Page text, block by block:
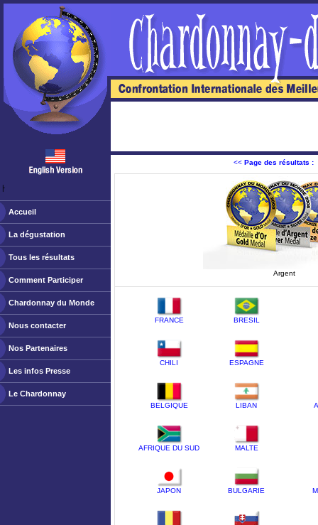
ￂﾠ
Accueil
La dégustation
Tous les résultats
Comment Participer
Chardonnay du Monde
Nous contacter
Nos Partenaires
Les infos Presse
Le Chardonnay
<< Page des résultats :
Argent
FRANCE BRESIL
CHILI ESPAGNE
BELGIQUE LIBAN
AFRIQUE DU SUD MALTE
JAPON BULGARIE